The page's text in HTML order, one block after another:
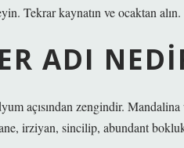
Tekrar kaynatın ve ocaktan alın.
ADI
açısından zengindir.
irziyan, sincilip, abundant